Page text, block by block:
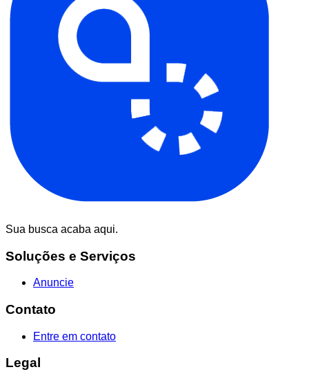
Sua busca acaba aqui.
Soluções e Serviços
Anuncie
Contato
Entre em contato
Legal